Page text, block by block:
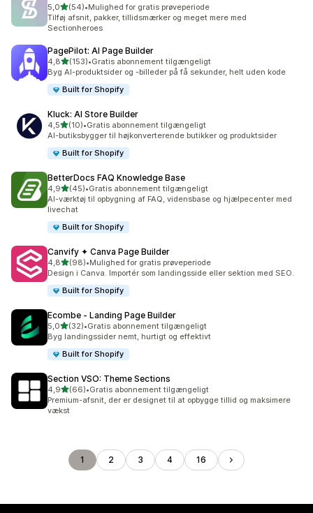
5,0ud af 5 stjerner
(54)
54 anmeldelser i alt
•Mulighed for gratis prøveperiode
Tilføj afsnit, pakker, tillidsmærker og meget mere med
Sectionheroes
PagePilot: AI Page Builder
4,8ud af 5 stjerner
(153)
153 anmeldelser i alt
•Gratis abonnement tilgængeligt
Byg AI-produktsider og -billeder på få sekunder, helt uden kode
Built for Shopify
Kluck: AI Store Builder
4,5ud af 5 stjerner
(10)
10 anmeldelser i alt
•Gratis abonnement tilgængeligt
AI-butiksbygger til højkonverterende butikker og produktsider
Built for Shopify
BetterDocs FAQ Knowledge Base
4,9ud af 5 stjerner
(45)
45 anmeldelser i alt
•Gratis abonnement tilgængeligt
AI-værktøj til opbygning af FAQ, vidensbase og hjælpecenter med
livechat
Built for Shopify
Canvify ✦ Canva Page Builder
4,8ud af 5 stjerner
(98)
98 anmeldelser i alt
•Mulighed for gratis prøveperiode
Design i Canva. Importér som landingsside eller sektion med SEO.
Built for Shopify
Ecombe ‑ Landing Page Builder
5,0ud af 5 stjerner
(32)
32 anmeldelser i alt
•Gratis abonnement tilgængeligt
Byg landingssider nemt, hurtigt og effektivt
Built for Shopify
Section VSO: Theme Sections
4,9ud af 5 stjerner
(66)
66 anmeldelser i alt
•Gratis abonnement tilgængeligt
Premium-afsnit, der er designet til at opbygge tillid og maksimere
vækst
1 2 3 4 16